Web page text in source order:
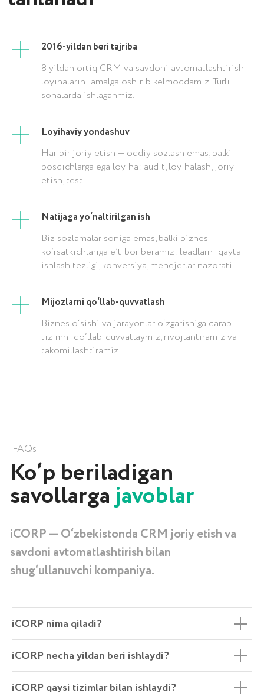
2016-yildan beri tajriba
8 yildan ortiq CRM va savdoni avtomatlashtirish
loyihalarini amalga oshirib kelmoqdamiz. Turli
sohalarda ishlaganmiz.
Loyihaviy yondashuv
Har bir joriy etish — oddiy sozlash emas, balki
bosqichlarga ega loyiha: audit, loyihalash, joriy
etish, test.
Natijaga yo‘naltirilgan ish
Biz sozlamalar soniga emas, balki biznes
ko‘rsatkichlariga e’tibor beramiz: leadlarni qayta
ishlash tezligi, konversiya, menejerlar nazorati.
Mijozlarni qo‘llab-quvvatlash
Biznes o‘sishi va jarayonlar o‘zgarishiga qarab
tizimni qo‘llab-quvvatlaymiz, rivojlantiramiz va
takomillashtiramiz.
iCORP nima qiladi?
iCORP necha yildan beri ishlaydi?
iCORP qaysi tizimlar bilan ishlaydi?